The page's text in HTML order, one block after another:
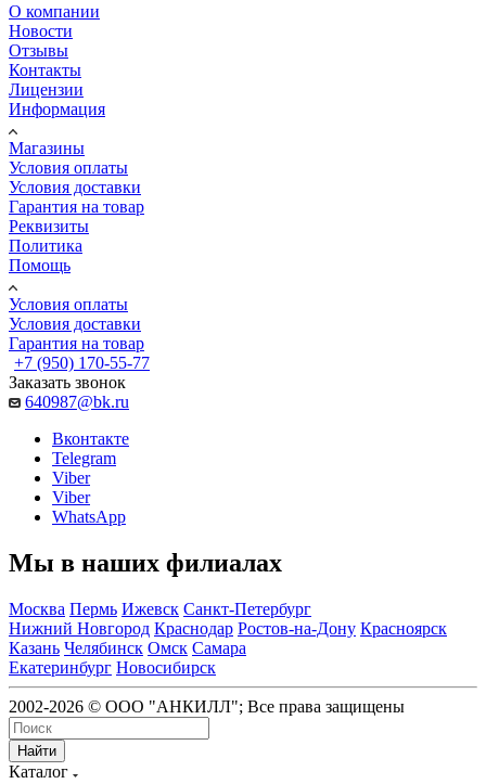
О компании
Новости
Отзывы
Контакты
Лицензии
Информация
Магазины
Условия оплаты
Условия доставки
Гарантия на товар
Реквизиты
Политика
Помощь
Условия оплаты
Условия доставки
Гарантия на товар
+7 (950) 170-55-77
Заказать звонок
640987@bk.ru
Вконтакте
Telegram
Viber
Viber
WhatsApp
Мы в наших филиалах
Москва Пермь Ижевск Санкт-Петербург
Нижний Новгород Краснодар Ростов-на-Дону Красноярск
Казань Челябинск Омск Самара
Екатеринбург Новосибирск
2002-2026 © ООО "АНКИЛЛ"; Все права защищены
Найти
Каталог